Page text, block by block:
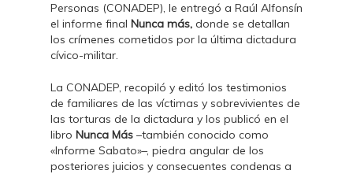
Personas (CONADEP), le entregó a Raúl Alfonsín
el informe final Nunca más, donde se detallan
los crímenes cometidos por la última dictadura
cívico-militar.
La CONADEP, recopiló y editó los testimonios
de familiares de las víctimas y sobrevivientes de
las torturas de la dictadura y los publicó en el
libro Nunca Más –también conocido como
«Informe Sabato»–, piedra angular de los
posteriores juicios y consecuentes condenas a